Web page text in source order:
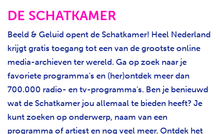
DE SCHATKAMER
Beeld & Geluid opent de Schatkamer! Heel Nederland
krijgt gratis toegang tot een van de grootste online
media-archieven ter wereld. Ga op zoek naar je
favoriete programma's en (her)ontdek meer dan
700.000 radio- en tv-programma's. Ben je benieuwd
wat de Schatkamer jou allemaal te bieden heeft? Je
kunt zoeken op onderwerp, naam van een
programma of artiest en nog veel meer. Ontdek het